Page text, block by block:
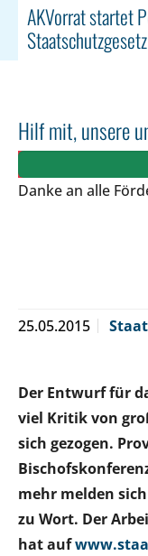
AKVorrat startet
Staatschutzgesetz
Hilf mit, unsere
Danke an alle
25.05.2015
Der Entwurf für
viel Kritik von
sich gezogen.
mehr melden
zu Wort. Der
hat auf